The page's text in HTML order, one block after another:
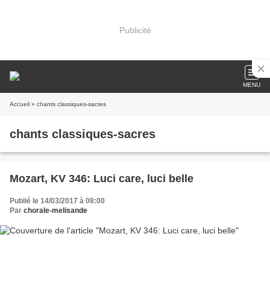
Publicité
MENU
Accueil » chants classiques-sacres
chants classiques-sacres
Mozart, KV 346: Luci care, luci belle
Publié le 14/03/2017 à 08:00
Par chorale-melisande